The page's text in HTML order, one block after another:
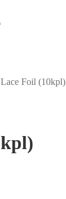
Lace Foil (10kpl)